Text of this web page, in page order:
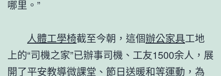
哪里。”
人體工學椅截至今朝，這個辦公家具工地
上的“司機之家”已辦事司機、工友1500余人，展
開了平安教導微課堂、節日送暖和等運動，為